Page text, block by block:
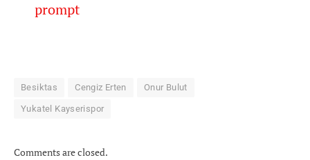
prompt
Besiktas Cengiz Erten Onur Bulut
Yukatel Kayserispor
Comments are closed.